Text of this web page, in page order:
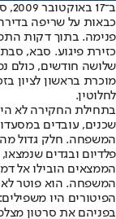
כבאות על שריפה
פנימה. בתוך דקות
שלושה חודשים, כולם
מוכרת בראשון לציון
לחלוטין.
בתחילת החקירה לא
שכנים, עובדים
המשפחה. חלק גדול
פלדיום ובגדים
הממצאים הובילו אל
המשפחה. הוא פוטר
הפיטורים היו
בפניהם את סרטון